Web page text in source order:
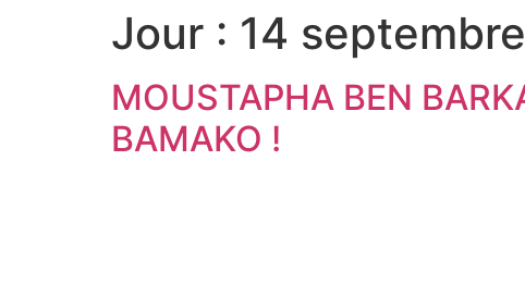
Jour : 14
MOUSTAPHA BEN
BAMAKO !